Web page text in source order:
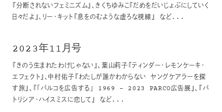
『分断されないフェミニズム』、きくちゆみこ『だめをだいじょぶにしていく
日々だよ』、リー・キット『息をのむような虚ろな視線』 など...
2023年11月号
『きのう生まれたわけじゃない』、葉山莉子『ティンダー・レモンケーキ・
エフェクト』、中村佑子『わたしが誰かわからない ヤングケアラーを探
す旅』、『「パルコを広告する」 1969 – 2023 PARCO広告展』、『パ
トリシア・ハイスミスに恋して』 など...